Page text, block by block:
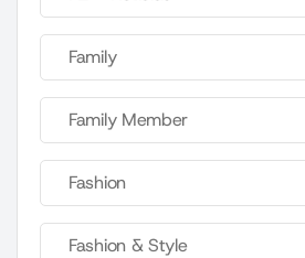
Family
Family Member
Fashion
Fashion & Style